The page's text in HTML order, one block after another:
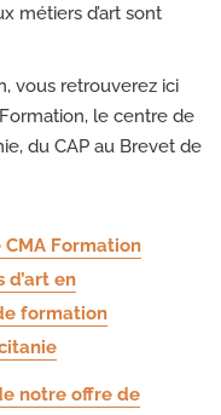
métiers d’art sont
vous retrouverez ici
le centre de
du CAP au Brevet de
Formation
en
formation
notre offre de